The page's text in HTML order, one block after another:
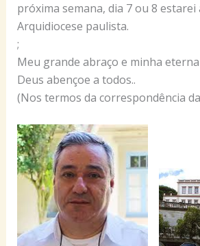
próxima semana, dia 7 ou 8
Arquidiocese paulista.
;
Meu grande abraço e minha
Deus abençoe a todos..
(Nos termos da correspondência